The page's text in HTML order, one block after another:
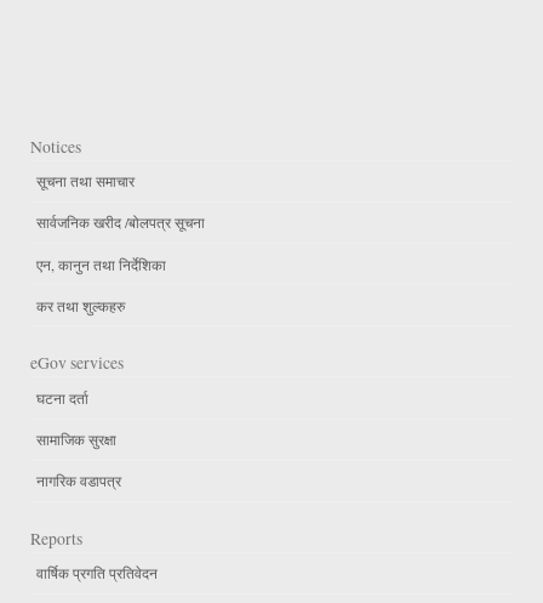
Notices
सूचना तथा समाचार
सार्वजनिक खरीद /बोलपत्र सूचना
एन, कानुन तथा निर्देशिका
कर तथा शुल्कहरु
eGov services
घटना दर्ता
सामाजिक सुरक्षा
नागरिक वडापत्र
Reports
वार्षिक प्रगति प्रतिवेदन